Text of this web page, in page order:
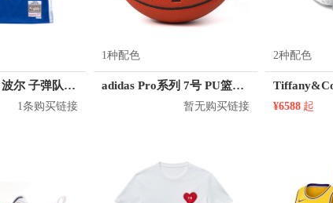
Mitchell Ness 波尔 子弹队 10号球衣
1条购买链接
1种配色
adidas Pro系列 7号 PU篮球 DY7891
暂无购买链接
2种配色
¥6588 起